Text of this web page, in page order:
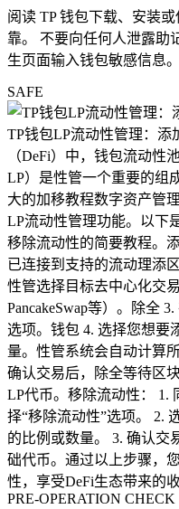
阅读 TP 钱包下载、安装
靠。 不要向任何人泄露助
生页面输入钱包敏感信息。
SAFE
TP钱包LP流动性管理：添
（DeFi）中，钱包流动性
LP）是性管一个重要的组
大的加移教程数字资产管
LP流动性管理功能。以下
移除流动性的简要教程。
已连接到支持的流动理添
性管选择目标去中心化交
PancakeSwap等）。除全
选项。钱包 4. 选择您想要
量。性管系统会自动计算
确认交易后，除全等待区
LP代币。移除流动性： 1.
择“移除流动性”选项。 2.
的比例或数量。 3. 确认交
础代币。通过以上步骤，
性，享受DeFi生态带来的
PRE-OPERATION CHECK